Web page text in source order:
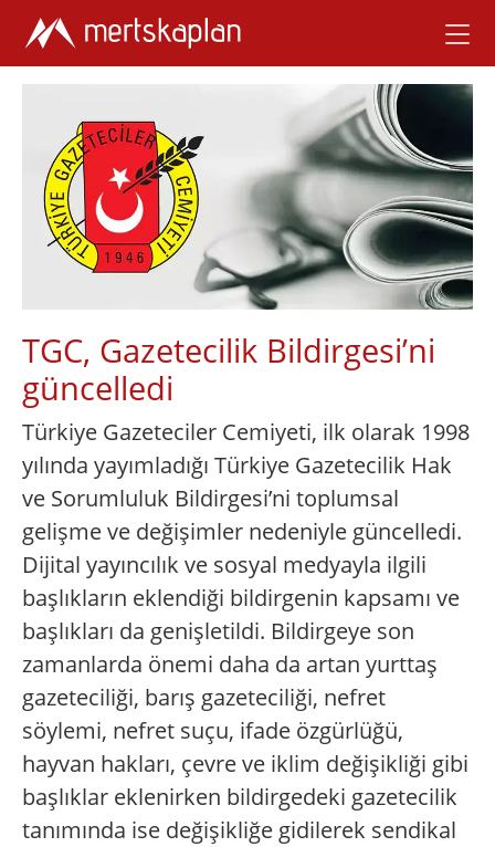
TGC, Gazetecilik Bildirgesi’ni
güncelledi
Türkiye Gazeteciler Cemiyeti, ilk olarak 1998
yılında yayımladığı Türkiye Gazetecilik Hak
ve Sorumluluk Bildirgesi’ni toplumsal
gelişme ve değişimler nedeniyle güncelledi.
Dijital yayıncılık ve sosyal medyayla ilgili
başlıkların eklendiği bildirgenin kapsamı ve
başlıkları da genişletildi. Bildirgeye son
zamanlarda önemi daha da artan yurttaş
gazeteciliği, barış gazeteciliği, nefret
söylemi, nefret suçu, ifade özgürlüğü,
hayvan hakları, çevre ve iklim değişikliği gibi
başlıklar eklenirken bildirgedeki gazetecilik
tanımında ise değişikliğe gidilerek sendikal